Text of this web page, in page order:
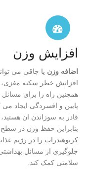
افزایش وزن
اضافه وزن یا چاقی می
افزایش خطر سکته مغزی،
همچنین راه را برای
پایین و افسردگی ایجاد می
قادر به سوزاندن ان
بنابراین حفظ وزن در سطح
کربوهیدرات را در رژیم
جلوگیری از مسائل
سلامتی کمک کند.